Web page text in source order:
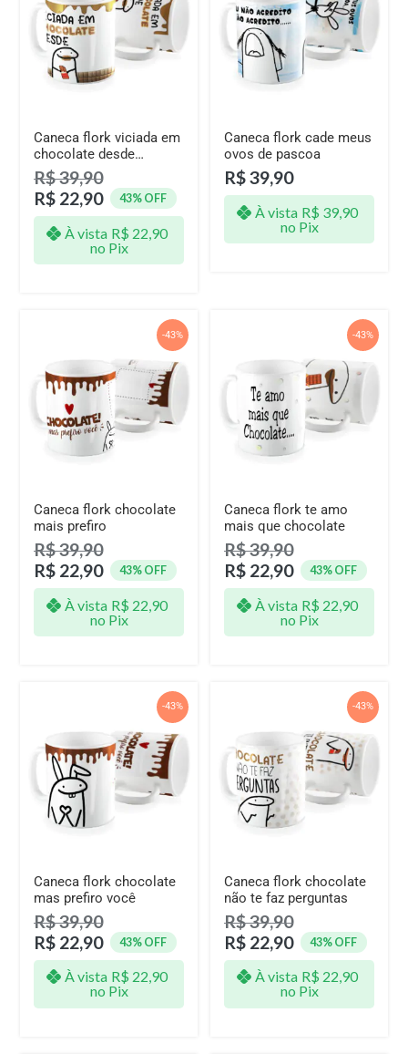
Caneca flork viciada em
chocolate desde…
R$39,90
R$ 22,90 43% OFF
À vista R$ 22,90
no Pix
Caneca flork cade meus
ovos de pascoa
R$39,90
À vista R$ 39,90
no Pix
-43%
Caneca flork chocolate
mais prefiro
R$39,90
R$ 22,90 43% OFF
À vista R$ 22,90
no Pix
-43%
Caneca flork te amo
mais que chocolate
R$39,90
R$ 22,90 43% OFF
À vista R$ 22,90
no Pix
-43%
Caneca flork chocolate
mas prefiro você
R$39,90
R$ 22,90 43% OFF
À vista R$ 22,90
no Pix
-43%
Caneca flork chocolate
não te faz perguntas
R$39,90
R$ 22,90 43% OFF
À vista R$ 22,90
no Pix